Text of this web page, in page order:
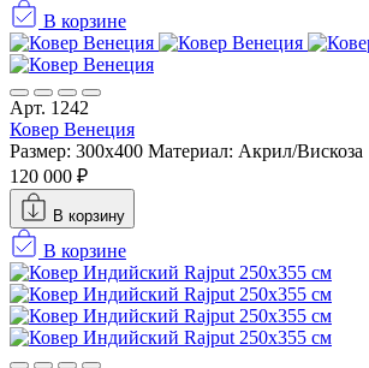
В корзине
Арт. 1242
Ковер Венеция
Размер: 300x400 Материал: Акрил/Вискоза
120 000 ₽
В корзину
В корзине